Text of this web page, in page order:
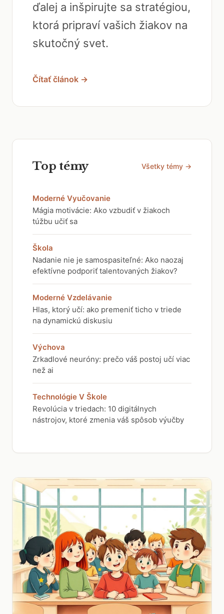
ďalej a inšpirujte sa stratégiou,
ktorá pripraví vašich žiakov na
skutočný svet.
Čítať článok →
Top témy Všetky témy →
Moderné Vyučovanie
Mágia motivácie: Ako vzbudiť v žiakoch
túžbu učiť sa
Škola
Nadanie nie je samospasiteľné: Ako naozaj
efektívne podporiť talentovaných žiakov?
Moderné Vzdelávanie
Hlas, ktorý učí: ako premeniť ticho v triede
na dynamickú diskusiu
Výchova
Zrkadlové neuróny: prečo váš postoj učí viac
než ai
Technológie V Škole
Revolúcia v triedach: 10 digitálnych
nástrojov, ktoré zmenia váš spôsob výučby